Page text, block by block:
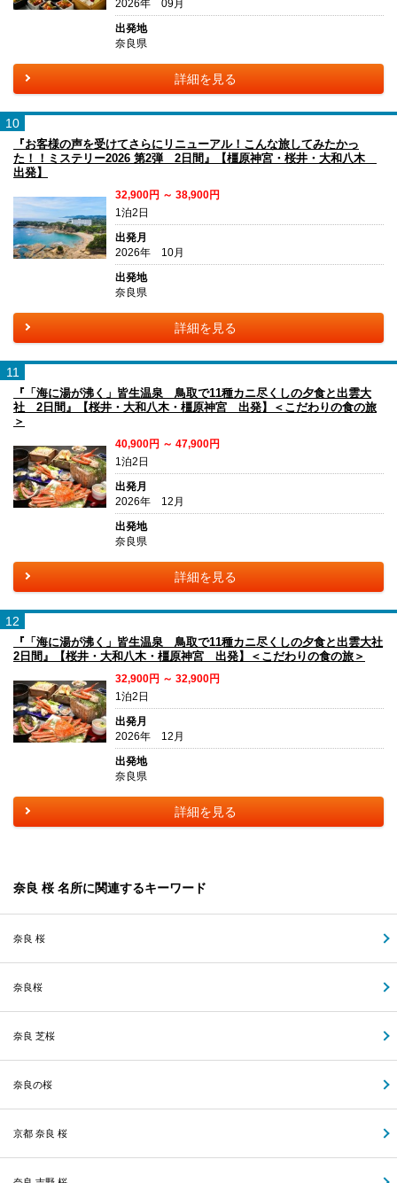
2026年 09月
出発地
奈良県
詳細を見る
10
『お客様の声を受けてさらにリニューアル！こんな旅してみたかっ
た！！ミステリー2026 第2弾 2日間』【橿原神宮・桜井・大和八木
出発】
32,900円 ～ 38,900円
1泊2日
出発月
2026年 10月
出発地
奈良県
詳細を見る
11
『「海に湯が沸く」皆生温泉 鳥取で11種カニ尽くしの夕食と出雲大
社 2日間』【桜井・大和八木・橿原神宮 出発】＜こだわりの食の旅
＞
40,900円 ～ 47,900円
1泊2日
出発月
2026年 12月
出発地
奈良県
詳細を見る
12
『「海に湯が沸く」皆生温泉 鳥取で11種カニ尽くしの夕食と出雲大社
2日間』【桜井・大和八木・橿原神宮 出発】＜こだわりの食の旅＞
32,900円 ～ 32,900円
1泊2日
出発月
2026年 12月
出発地
奈良県
詳細を見る
奈良 桜 名所に関連するキーワード
奈良 桜
奈良桜
奈良 芝桜
奈良の桜
京都 奈良 桜